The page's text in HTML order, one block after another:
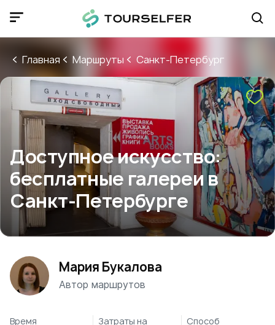
Главная Маршруты Санкт-Петербург
Доступное искусство:
бесплатные галереи в
Санкт-Петербурге
Мария Букалова
Автор маршрутов
Время
Затраты на
Способ